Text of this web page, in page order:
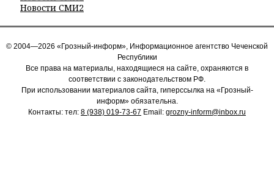
Новости СМИ2
© 2004—2026 «Грозный-информ», Информационное агентство Чеченской
Республики
Все права на материалы, находящиеся на сайте, охраняются в
соответствии с законодательством РФ.
При использовании материалов сайта, гиперссылка на «Грозный-
информ» обязательна.
Контакты: тел: 8 (938) 019-73-67 Email: grozny-inform@inbox.ru